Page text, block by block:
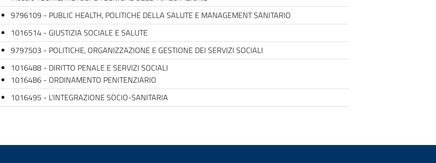
9796109 - PUBLIC HEALTH, POLITICHE DELLA SALUTE E MANAGEMENT SANITARIO
1016514 - GIUSTIZIA SOCIALE E SALUTE
9797503 - POLITICHE, ORGANIZZAZIONE E GESTIONE DEI SERVIZI SOCIALI
1016488 - DIRITTO PENALE E SERVIZI SOCIALI
1016486 - ORDINAMENTO PENITENZIARIO
1016495 - L'INTEGRAZIONE SOCIO-SANITARIA